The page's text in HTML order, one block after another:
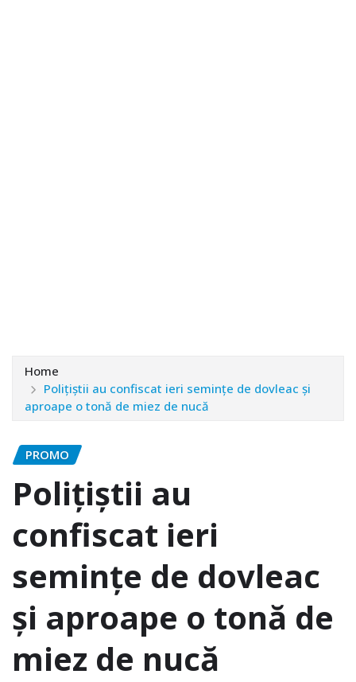
Home
Polițiștii au confiscat ieri semințe de dovleac și
aproape o tonă de miez de nucă
PROMO
Polițiștii au
confiscat ieri
semințe de dovleac
și aproape o tonă de
miez de nucă